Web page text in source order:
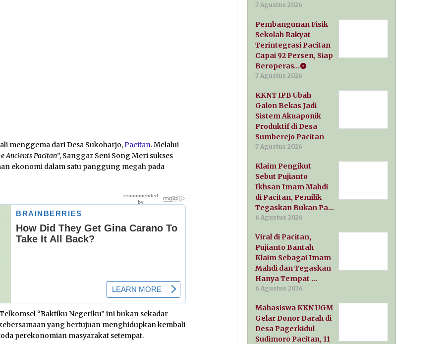
menggema dari Desa Sukoharjo,Pacitan. Melalui
Ancients Pacitan”, Sanggar Seni Song Meri sukses
ekonomi dalam satu panggung megah pada
“Baktiku Negeriku” ini bukan sekadar
yang bertujuan menghidupkan kembali
perekonomian masyarakat setempat.
7 Agustus 2026
Pembangunan Fisik
Sekolah Rakyat
Terintegrasi Pacitan
Capai 92 Persen, Siap
Beroperas…
7 Agustus 2026
KKNT IPB Ubah
Galon Bekas Jadi
Sistem Akuaponik
Produktif di Desa
Sumberejo Pacitan
7 Agustus 2026
Klaim Pengikut
Sebut Pujianto
Ikhsan Imam Mahdi
di Pacitan, Pemilik
Tegaskan Bukan Pa…
6 Agustus 2026
Viral di Pacitan,
Pujianto Bantah
Klaim Sebagai Imam
Mahdi dan Tegaskan
Hanya Tempat …
6 Agustus 2026
Mahasiswa KKN UGM
Gelar Donor Darah di
Desa Pagerkidul
Sudimoro Pacitan, 11